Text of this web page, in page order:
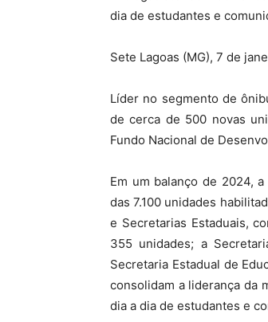
dia de estudantes e
Sete Lagoas (MG), 7 de
Líder no segmento de
de cerca de 500 novas
Fundo Nacional de
Em um balanço de 2024,
das 7.100 unidades
e Secretarias Estaduais,
355 unidades; a
Secretaria Estadual de
consolidam a liderança da
dia a dia de estudantes e